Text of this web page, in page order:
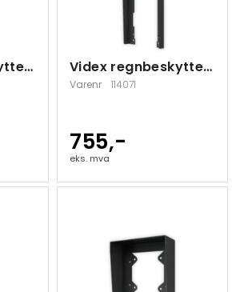
Videx regnbeskyttelse 1 modul innfeldt Videx regnbeskyttelse 3 moduler innfeldt
Varenr 114071
755,-
eks. mva